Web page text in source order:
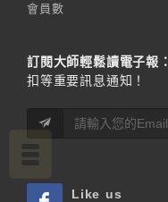
會員數
訂閱大師輕鬆讀電子報：
扣等重要訊息通知！
Like us